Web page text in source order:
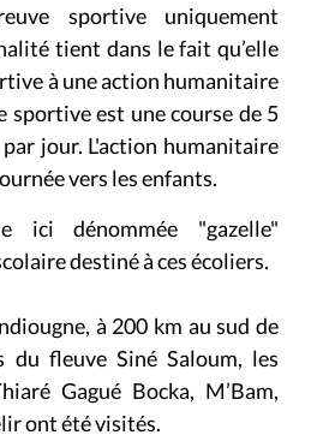
sportive uniquement
tient dans le fait qu’elle
à une action humanitaire
sportive est une course de 5
jour. L'action humanitaire
vers les enfants.
ici dénommée "gazelle"
destiné à ces écoliers.
à 200 km au sud de
du fleuve Siné Saloum, les
Gagué Bocka, M’Bam,
ont été visités.